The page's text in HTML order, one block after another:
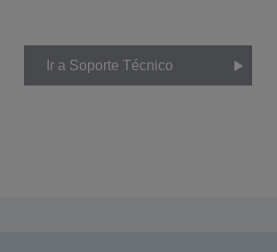
Ir a Soporte Técnico